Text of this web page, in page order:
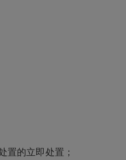
置的立即处置；